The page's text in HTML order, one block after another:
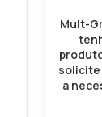
Mult-
solicite
a